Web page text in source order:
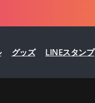
グッズ LINEスタンプ